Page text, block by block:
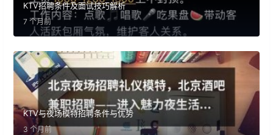
KTV招聘条件及面试技巧解析
7 个月前
KTV与夜场模特招聘条件与优势
3 个月前